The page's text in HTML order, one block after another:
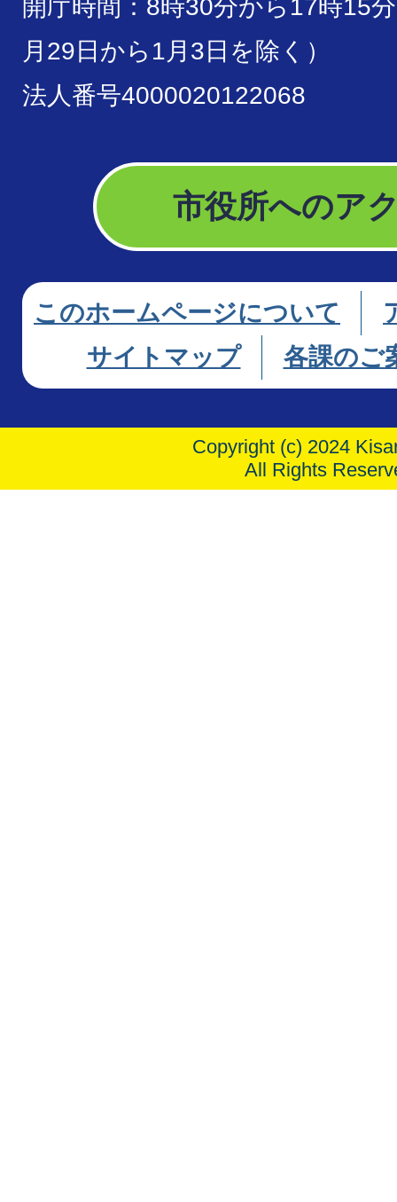
開庁時間：8時30分から17時15
月29日から1月3日を除く）
法人番号4000020122068
市役所へのア
このホームページについて
サイトマップ
各課のご
Copyright (c) 2024
All Rights